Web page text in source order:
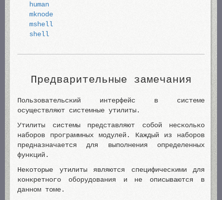
human
mknode
mshell
shell
Предварительные замечания
Пользовательский интерфейс в системе
осуществляют системные утилиты.
Утилиты системы представляют собой несколько
наборов программных модулей. Каждый из наборов
предназначается для выполнения определенных
функций.
Некоторые утилиты являются специфическими для
конкретного оборудования и не описываются в
данном томе.